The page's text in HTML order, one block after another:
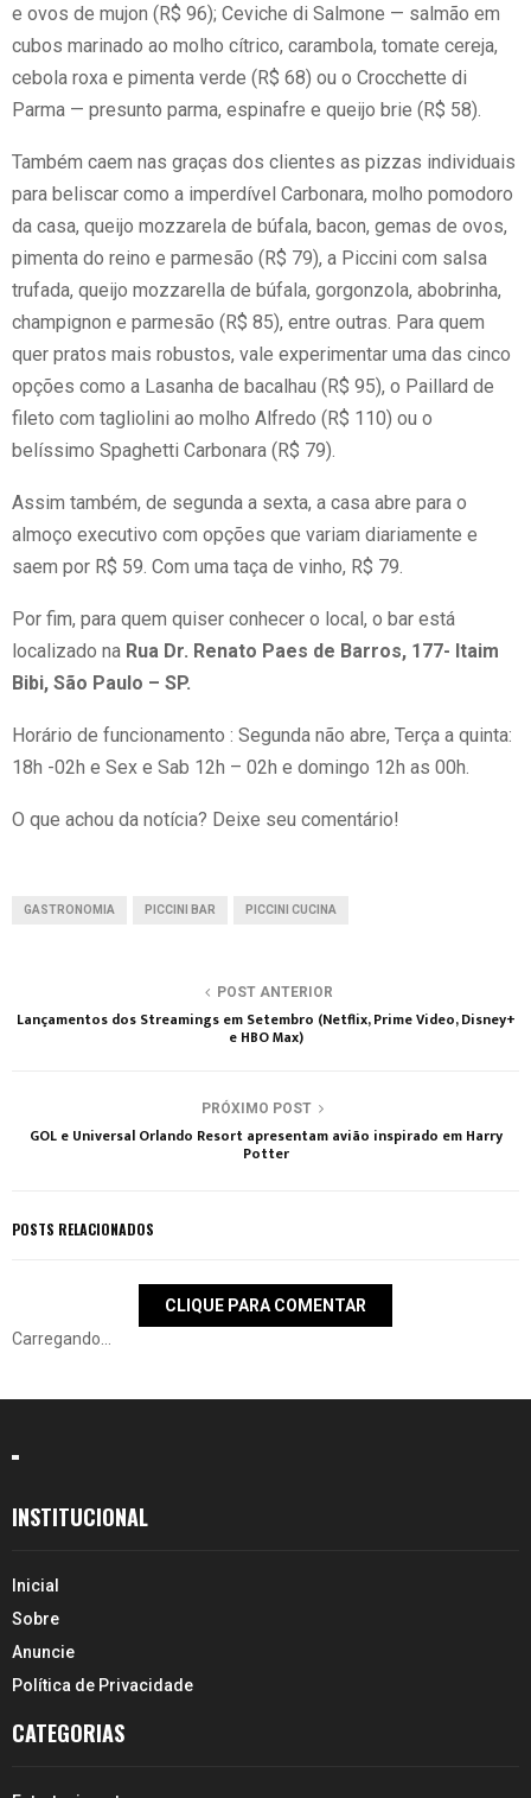
e ovos de mujon (R$ 96); Ceviche di Salmone — salmão em
cubos marinado ao molho cítrico, carambola, tomate cereja,
cebola roxa e pimenta verde (R$ 68) ou o Crocchette di
Parma — presunto parma, espinafre e queijo brie (R$ 58).
Também caem nas graças dos clientes as pizzas individuais
para beliscar como a imperdível Carbonara, molho pomodoro
da casa, queijo mozzarela de búfala, bacon, gemas de ovos,
pimenta do reino e parmesão (R$ 79), a Piccini com salsa
trufada, queijo mozzarella de búfala, gorgonzola, abobrinha,
champignon e parmesão (R$ 85), entre outras. Para quem
quer pratos mais robustos, vale experimentar uma das cinco
opções como a Lasanha de bacalhau (R$ 95), o Paillard de
fileto com tagliolini ao molho Alfredo (R$ 110) ou o
belíssimo Spaghetti Carbonara (R$ 79).
Assim também, de segunda a sexta, a casa abre para o
almoço executivo com opções que variam diariamente e
saem por R$ 59. Com uma taça de vinho, R$ 79.
Por fim, para quem quiser conhecer o local, o bar está
localizado na Rua Dr. Renato Paes de Barros, 177- Itaim
Bibi, São Paulo – SP.
Horário de funcionamento : Segunda não abre, Terça a quinta:
18h -02h e Sex e Sab 12h – 02h e domingo 12h as 00h.
O que achou da notícia? Deixe seu comentário!
GASTRONOMIA PICCINI BAR PICCINI CUCINA
POST ANTERIOR
Lançamentos dos Streamings em Setembro (Netflix, Prime Video, Disney+
e HBO Max)
PRÓXIMO POST
GOL e Universal Orlando Resort apresentam avião inspirado em Harry
Potter
POSTS RELACIONADOS
CLIQUE PARA COMENTAR
Carregando...
INSTITUCIONAL
Inicial
Sobre
Anuncie
Política de Privacidade
CATEGORIAS